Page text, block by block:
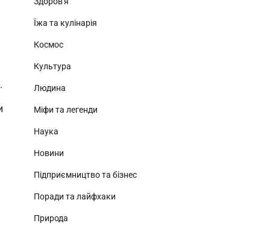
Їжа та кулінарія
Космос
Культура
Людина
Міфи та легенди
Наука
Новини
Підприємництво та бізнес
Поради та лайфхаки
Природа